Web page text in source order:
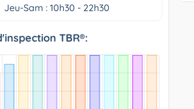
Jeu-Sam : 10h30 - 22h30
TBR®: